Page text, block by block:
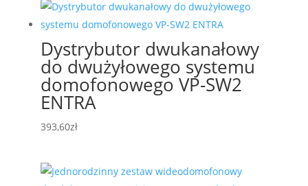
Dystrybutor dwukanałowy
do dwużyłowego systemu
domofonowego VP-SW2
ENTRA
393,60zł